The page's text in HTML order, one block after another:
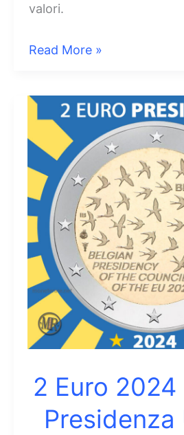
valori.
2
2023
Belgio
Suffrage
Universel
Feminin
Read More »
2 Euro 2024
Presidenza